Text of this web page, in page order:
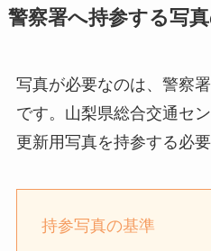
警察署へ持参する写
写真が必要なのは、警察
です。山梨県総合交通セ
更新用写真を持参する必
持参写真の基準